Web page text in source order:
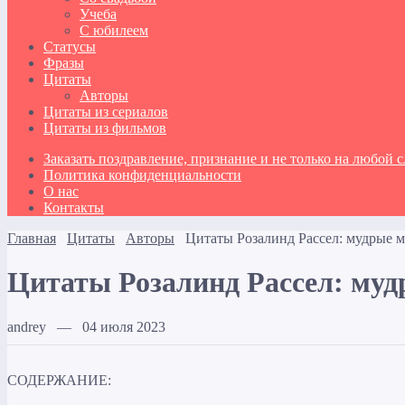
Учеба
С юбилеем
Статусы
Фразы
Цитаты
Авторы
Цитаты из сериалов
Цитаты из фильмов
Заказать поздравление, признание и не только на любой
Политика конфиденциальности
О нас
Контакты
Главная
Цитаты Авторы Цитаты Розалинд Рассел: мудрые
Цитаты Розалинд Рассел:
andrey — 04 июля 2023
СОДЕРЖАНИЕ: